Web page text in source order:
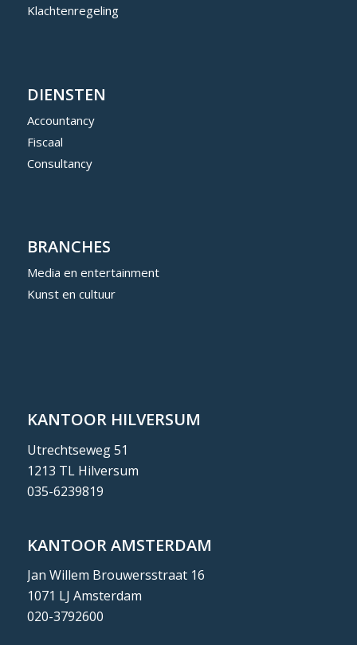
Klachtenregeling
DIENSTEN
Accountancy
Fiscaal
Consultancy
BRANCHES
Media en entertainment
Kunst en cultuur
KANTOOR HILVERSUM
Utrechtseweg 51
1213 TL Hilversum
035-6239819
KANTOOR AMSTERDAM
Jan Willem Brouwersstraat 16
1071 LJ Amsterdam
020-3792600